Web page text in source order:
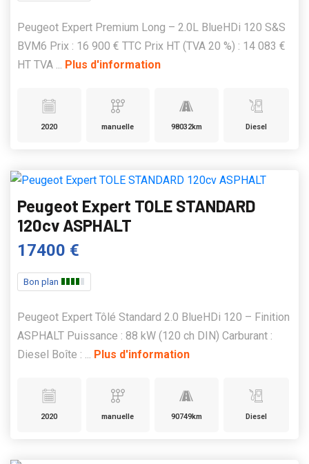
Peugeot Expert Premium Long – 2.0L BlueHDi 120 S&S
BVM6 Prix : 16 900 € TTC Prix HT (TVA 20 %) : 14 083 €
HT TVA ... Plus d'information
2020 manuelle 98032km Diesel
Peugeot Expert TOLE STANDARD
120cv ASPHALT
17400 €
Bon plan
Peugeot Expert Tôlé Standard 2.0 BlueHDi 120 – Finition
ASPHALT Puissance : 88 kW (120 ch DIN) Carburant :
Diesel Boîte : ... Plus d'information
2020 manuelle 90749km Diesel